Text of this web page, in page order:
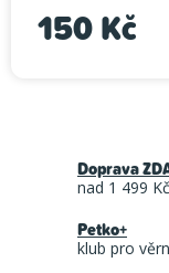
150 Kč
Doprava
nad 1 499 Kč
Petko+
klub pro